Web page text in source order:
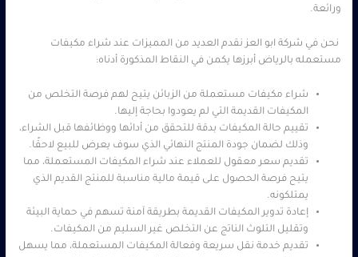
ورائعة.
نحن في شركة ابو العز نقدم العديد من المميزات عند شراء مكيفات
مستعمله بالرياض أبرزها يكمن في النقاط المذكورة أدناه:
شراء مكيفات مستعملة من الزبائن يتيح لهم فرصة التخلص من
المكيفات القديمة التي لم يعودوا بحاجة إليها.
تقييم حالة المكيفات بدقة للتحقق من أدائها ووظائفها قبل الشراء،
وذلك لضمان جودة المنتج النهائي الذي سوف يعرض للبيع لاحقًا.
تقديم سعر معقول للعملاء عند شراء المكيفات المستعملة، مما
يتيح فرصة الحصول على قيمة مالية مناسبة للمنتج القديم الذي
يمتلكونه.
إعادة تدوير المكيفات القديمة بطريقة آمنة تسهم في حماية البيئة
وتقليل التلوث الناتج عن التخلص غير السليم من المكيفات.
تقديم خدمة نقل سريعة وفعالة المكيفات المستعملة، مما يسهل